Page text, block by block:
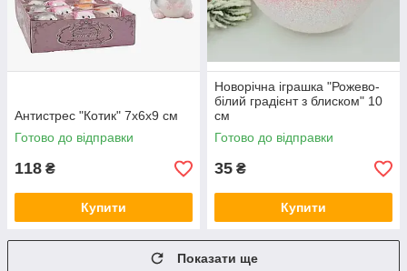
Антистрес "Котик" 7х6х9 см
Готово до відправки
118 ₴
Купити
Новорічна іграшка "Рожево-
білий градієнт з блиском" 10
см
Готово до відправки
35 ₴
Купити
Показати ще